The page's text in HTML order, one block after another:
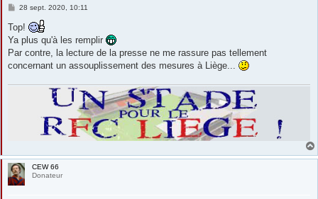
M
s
a
e
28 sept. 2020, 10:11
Top!
Ya plus qu'à les remplir
Par contre, la lecture de la presse ne me rassure pas tellement
concernant un assouplissement des mesures à Liège...
CEW 66
Donateur